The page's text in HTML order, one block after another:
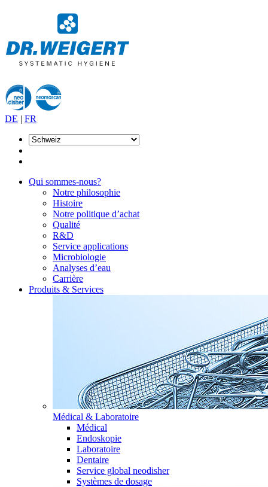
DE | FR
Qui sommes-nous?
Notre philosophie
Histoire
Notre politique d’achat
Qualité
R&D
Service applications
Microbiologie
Analyses d’eau
Carrière
Produits & Services
Médical & Laboratoire
Médical
Endoskopie
Laboratoire
Dentaire
Service global neodisher
Systèmes de dosage